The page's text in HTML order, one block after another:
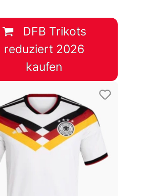
DFB Trikots
reduziert 2026
kaufen